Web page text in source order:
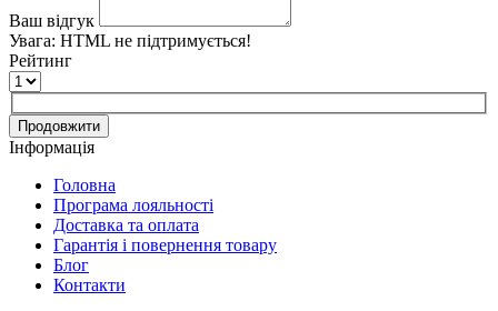
Ваш відгук
Увага: HTML не підтримується!
Рейтинг
Продовжити
Інформація
Головна
Програма лояльності
Доставка та оплата
Гарантія і повернення товару
Блог
Контакти